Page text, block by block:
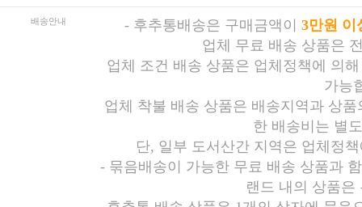
배송안내 - 후추통배송은 구매금액이
3만원 이
업체 무료 배송 상품은
업체 조건 배송 상품은 업체정책에 의
가능
업체 착불 배송 상품은 배송지역과 상
한 배송비는 별
단, 일부 도서산간 지역은 업체정
- 묶음배송이 가능한 무료 배송 상품과
랜드 내의 상품은